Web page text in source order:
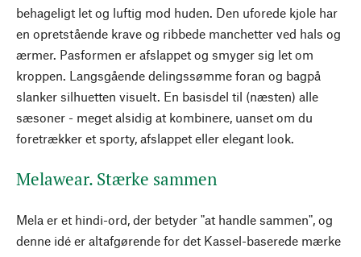
behageligt let og luftig mod huden. Den uforede kjole har
en opretstående krave og ribbede manchetter ved hals og
ærmer. Pasformen er afslappet og smyger sig let om
kroppen. Langsgående delingssømme foran og bagpå
slanker silhuetten visuelt. En basisdel til (næsten) alle
sæsoner - meget alsidig at kombinere, uanset om du
foretrækker et sporty, afslappet eller elegant look.
Melawear. Stærke sammen
Mela er et hindi-ord, der betyder "at handle sammen", og
denne idé er altafgørende for det Kassel-baserede mærke